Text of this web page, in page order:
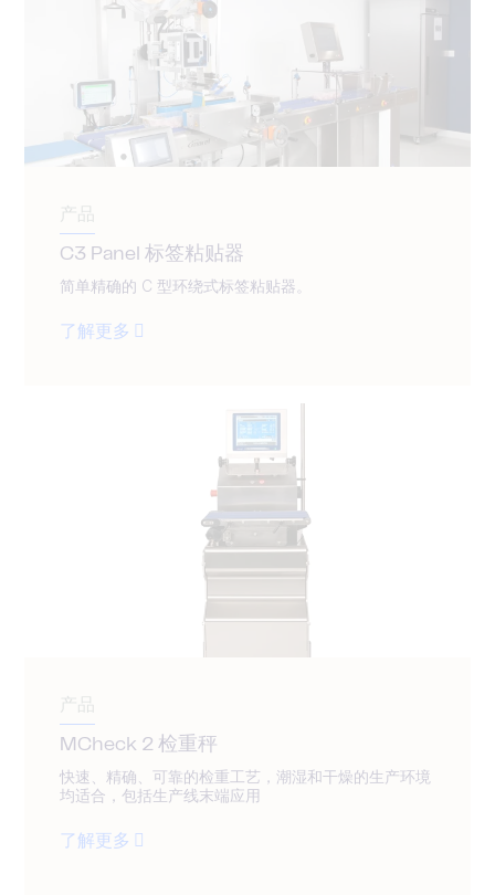
产品
C3 Panel 标签粘贴器
简单精确的 C 型环绕式标签粘贴器。
了解更多
产品
MCheck 2 检重秤
快速、精确、可靠的检重工艺，潮湿和干燥的生产环境
均适合，包括生产线末端应用
了解更多